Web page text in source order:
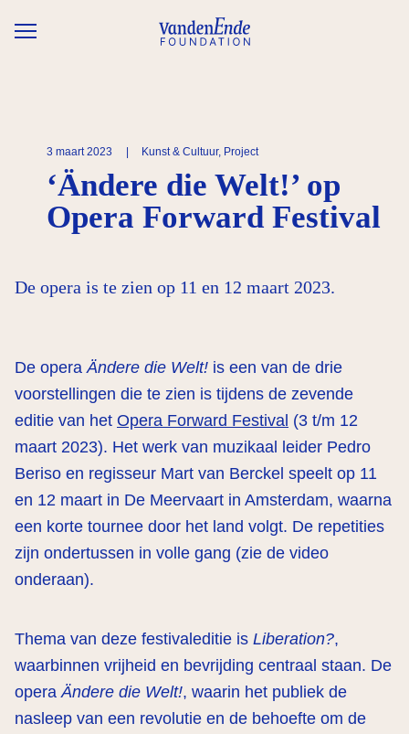
Overslaan en naar de inhoud gaan
3 maart 2023 Kunst & Cultuur, Project
‘Ändere die Welt!’ op
Opera Forward Festival
De opera is te zien op 11 en 12 maart 2023.
De operaÄndere die Welt! is een van de drie
voorstellingen die te zien is tijdens de zevende
editie van het Opera Forward Festival (3 t/m 12
maart 2023). Het werk van muzikaal leider Pedro
Beriso en regisseur Mart van Berckel speelt op 11
en 12 maart in De Meervaart in Amsterdam, waarna
een korte tournee door het land volgt. De repetities
zijn ondertussen in volle gang (zie de video
onderaan).
Thema van deze festivaleditie is Liberation?,
waarbinnen vrijheid en bevrijding centraal staan. De
operaÄndere die Welt!, waarin het publiek de
nasleep van een revolutie en de behoefte om de